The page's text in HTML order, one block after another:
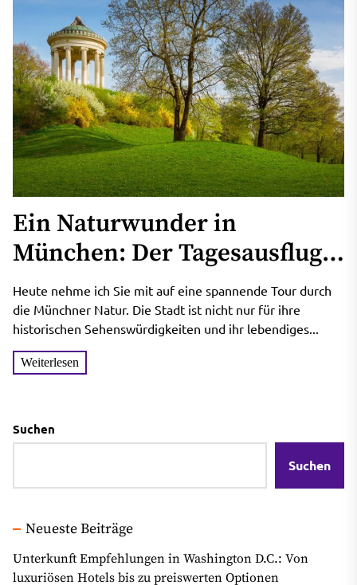
Ein Naturwunder in
München: Der Tagesausflug
zum Englischen Garten und
den Alpen
Heute nehme ich Sie mit auf eine spannende Tour durch
die Münchner Natur. Die Stadt ist nicht nur für ihre
historischen Sehenswürdigkeiten und ihr lebendiges...
Weiterlesen
Suchen
Suchen
Neueste Beiträge
Unterkunft Empfehlungen in Washington D.C.: Von
luxuriösen Hotels bis zu preiswerten Optionen